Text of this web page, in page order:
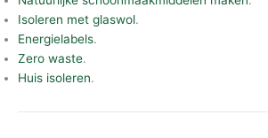
Isoleren met glaswol.
Energielabels.
Zero waste.
Huis isoleren.